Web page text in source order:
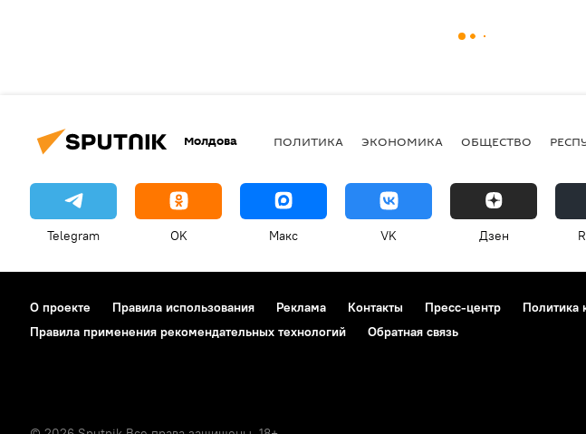
Молдова ПОЛИТИКА ЭКОНОМИКА ОБЩЕСТВО
Telegram OK Макс VK Дзен
О проекте Правила использования Реклама Контакты Пресс-центр Политика
Правила применения рекомендательных технологий
Обратная связь